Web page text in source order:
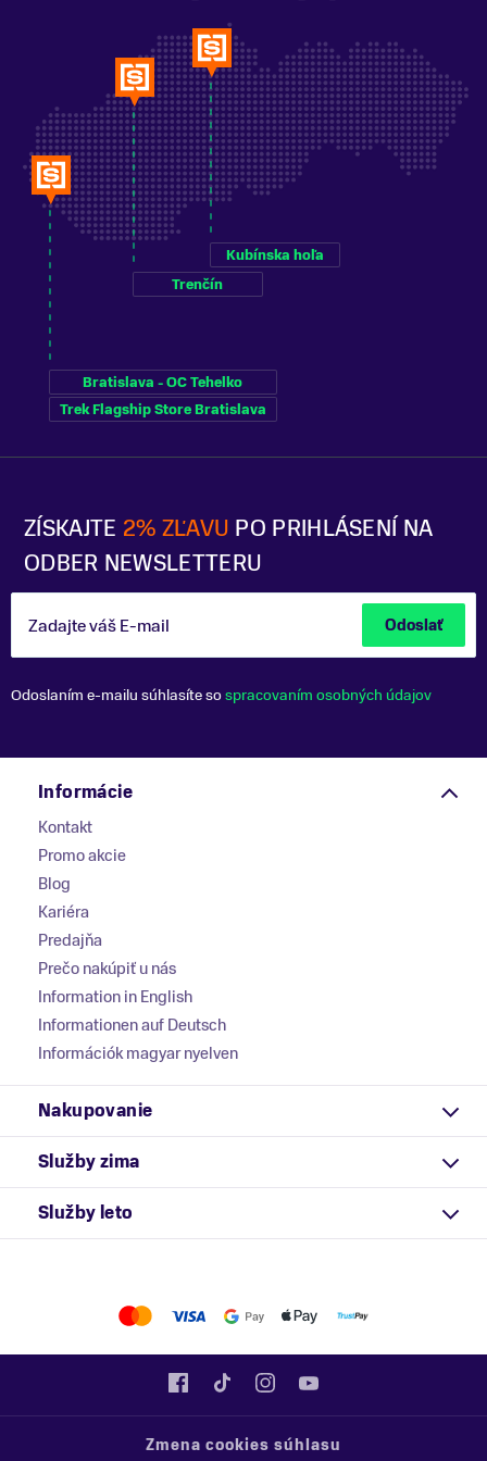
ZÍSKAJTE 2% ZĽAVU PO PRIHLÁSENÍ NA
ODBER NEWSLETTERU
Zadajte váš E-mail Odoslať
Odoslaním e-mailu súhlasíte sospracovaním osobných údajov
Bratislava - OC Tehelko
Trek Flagship Store Bratislava
Trenčín
Kubínska hoľa
Informácie
Kontakt
Promo akcie
Blog
Kariéra
Predajňa
Prečo nakúpiť u nás
Information in English
Informationen auf Deutsch
Információk magyar nyelven
Nakupovanie
Služby zima
Služby leto
Zmena cookies súhlasu